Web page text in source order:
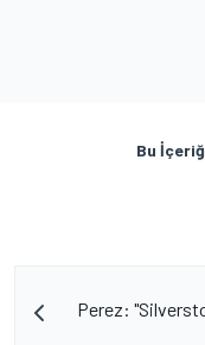
Bu
Perez: